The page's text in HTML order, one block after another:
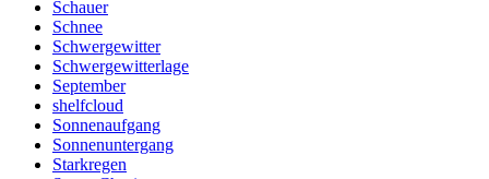
Schauer
Schnee
Schwergewitter
Schwergewitterlage
September
shelfcloud
Sonnenaufgang
Sonnenuntergang
Starkregen